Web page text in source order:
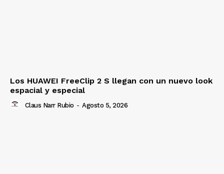
Los HUAWEI FreeClip 2 S llegan con un nuevo look
espacial y especial
Claus Narr Rubio - Agosto 5, 2026